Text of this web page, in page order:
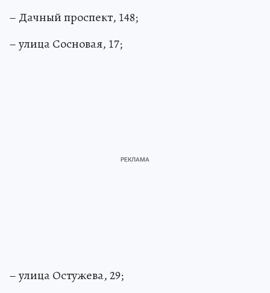
– Дачный проспект, 148;
– улица Сосновая, 17;
– улица Остужева, 29;